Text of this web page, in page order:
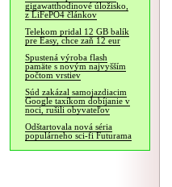
gigawatthodinové úložisko,
z LiFePO4 článkov
Telekom pridal 12 GB balík
pre Easy, chce zaň 12 eur
Spustená výroba flash
pamäte s novým najvyšším
počtom vrstiev
Súd zakázal samojazdiacim
Google taxíkom dobíjanie v
noci, rušili obyvateľov
Odštartovala nová séria
populárneho sci-fi Futurama